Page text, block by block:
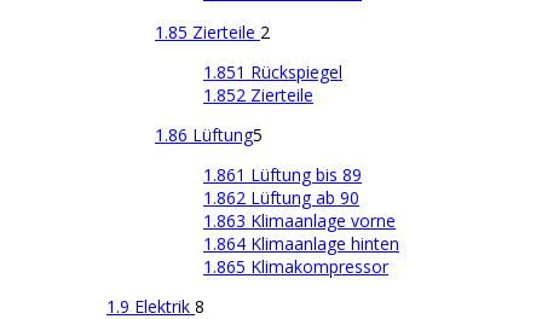
1.85 Zierteile 2
1.851 Rückspiegel
1.852 Zierteile
1.86 Lüftung5
1.861 Lüftung bis 89
1.862 Lüftung ab 90
1.863 Klimaanlage vorne
1.864 Klimaanlage hinten
1.865 Klimakompressor
1.9 Elektrik 8